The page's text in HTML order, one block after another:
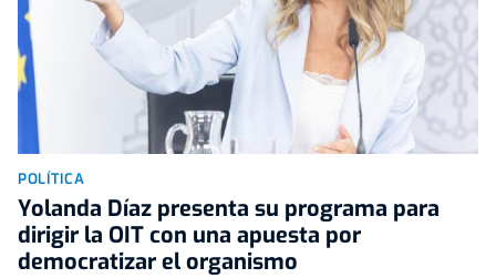
POLÍTICA
Yolanda Díaz presenta su programa para
dirigir la OIT con una apuesta por
democratizar el organismo